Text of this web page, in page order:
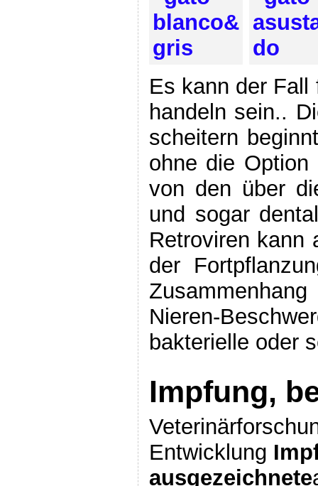
Es kann der Fall
handeln sein..
scheitern beginnt
ohne die
von den über
und sogar
Retroviren kann
der
Nieren-
bakterielle oder
Impfung,
Entwicklung
ausgezeichnete